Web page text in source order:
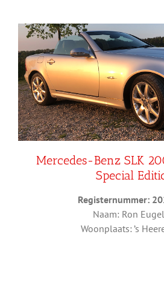
Mercedes-Benz SLK
Special
Registernummer:
Naam: Ron
Woonplaats: ’s